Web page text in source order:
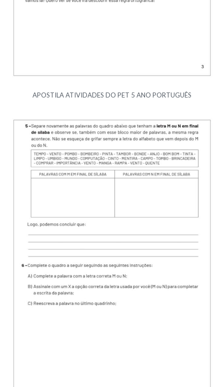
APOSTILA ATIVIDADES DO PET 5 ANO PORTUGUÊS